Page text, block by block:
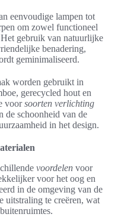
eenvoudige lampen tot
om zowel functioneel
gebruik van natuurlijke
benadering,
geminimaliseerd.
worden gebruikt in
gerecycled hout en
voorsoorten verlichting
de schoonheid van de
in het design.
voordelen voor
voor het oog en
in de omgeving van de
uitstraling te creëren, wat